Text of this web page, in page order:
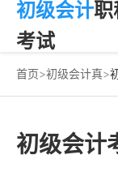
初级会计职
考试
首页>初级会计真>
初级会计